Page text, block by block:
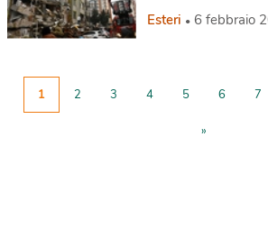
Esteri 6 febbraio
1 2 3 4 5 6 7
»